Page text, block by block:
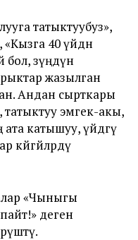
татыктуубуз»,
40 үйдөн
өзүңдүн
жазылган
Андан сырткары
татыктуу эмгек-акы,
катышуу, үйдөгү
«Чыныгы
деген